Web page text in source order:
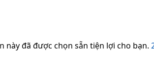
này đã được chọn sẵn tiện lợi cho bạn.